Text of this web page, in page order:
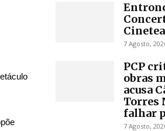
7 Agosto,
PCP
obras
acusa
Torres
falhar
7 Agosto,